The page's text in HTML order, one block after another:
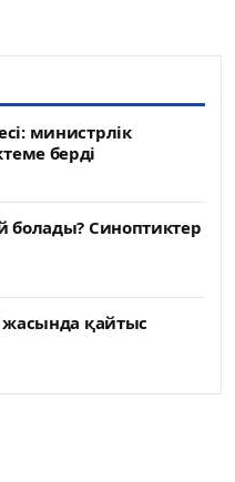
министрлік
берді
болады? Синоптиктер
жасында қайтыс